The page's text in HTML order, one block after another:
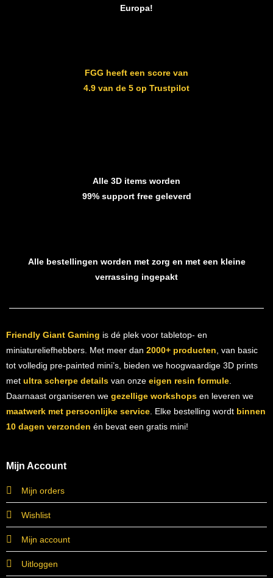
Europa!
FGG heeft een score van
4.9 van de 5 op Trustpilot
Alle 3D items worden
99% support free geleverd
Alle bestellingen worden met zorg en met een kleine
verrassing ingepakt
Friendly Giant Gaming is dé plek voor tabletop- en
miniatureliefhebbers. Met meer dan 2000+ producten , van basic
tot volledig pre-painted mini’s, bieden we hoogwaardige 3D prints
met ultra scherpe detailsvan onze eigen resin formule.
Daarnaast organiseren we gezellige workshopsen leveren we
maatwerk met persoonlijke service. Elke bestelling wordt binnen
10 dagen verzonden én bevat een gratis mini!
Mijn Account
Mijn orders
Wishlist
Mijn account
Uitloggen